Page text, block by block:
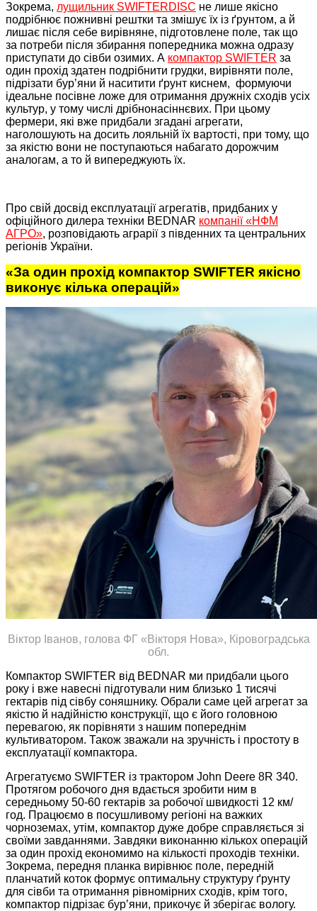
Зокрема, лущильник SWIFTERDISC не лише якісно
подрібнює пожнивні рештки та змішує їх із ґрунтом, а й
лишає після себе вирівняне, підготовлене поле, так що
за потреби після збирання попередника можна одразу
приступати до сівби озимих. А компактор SWIFTER за
один прохід здатен подрібнити грудки, вирівняти поле,
підрізати бур’яни й наситити ґрунт киснем, формуючи
ідеальне посівне ложе для отримання дружніх сходів усіх
культур, у тому числі дрібнонасіннєвих. При цьому
фермери, які вже придбали згадані агрегати,
наголошують на досить лояльній їх вартості, при тому, що
за якістю вони не поступаються набагато дорожчим
аналогам, а то й випереджують їх.
Про свій досвід експлуатації агрегатів, придбаних у
офіційного дилера техніки BEDNAR компанії «НФМ
АГРО», розповідають аграрії з південних та центральних
регіонів України.
«За один прохід компактор SWIFTER якісно
виконує кілька операцій»
Віктор Іванов, голова ФГ «Вікторя Нова», Кіровоградська
обл.
Компактор SWIFTER від BEDNAR ми придбали цього
року і вже навесні підготували ним близько 1 тисячі
гектарів під сівбу соняшнику. Обрали саме цей агрегат за
якістю й надійністю конструкції, що є його головною
перевагою, як порівняти з нашим попереднім
культиватором. Також зважали на зручність і простоту в
експлуатації компактора.
Агрегатуємо SWIFTER із трактором John Deere 8R 340.
Протягом робочого дня вдається зробити ним в
середньому 50-60 гектарів за робочої швидкості 12 км/
год. Працюємо в посушливому регіоні на важких
чорноземах, утім, компактор дуже добре справляється зі
своїми завданнями. Завдяки виконанню кількох операцій
за один прохід економимо на кількості проходів техніки.
Зокрема, передня планка вирівнює поле, передній
планчатий коток формує оптимальну структуру ґрунту
для сівби та отримання рівномірних сходів, крім того,
компактор підрізає бур’яни, прикочує й зберігає вологу.